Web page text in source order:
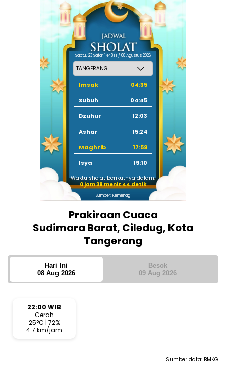
Sabtu, 23 Safar 1448 H / 08 Agustus 2026
Imsak
04:35
Subuh
04:45
Dzuhur
12:03
Ashar
15:24
Maghrib
17:59
Isya
19:10
Waktu sholat berikutnya dalam:
0 jam 38 menit 43 detik
Sumber: Kemenag
Prakiraan Cuaca
Sudimara Barat, Ciledug, Kota
Tangerang
Hari Ini
08 Aug 2026
Besok
09 Aug 2026
22:00 WIB
Cerah
25°C | 72%
4.7 km/jam
Sumber data: BMKG